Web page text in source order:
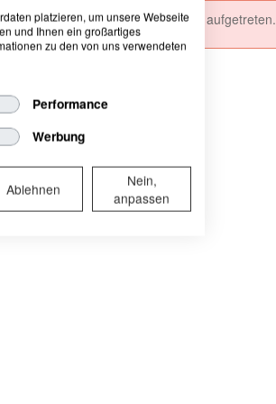
Ein unbekannter Fehler ist aufgetreten.
platzieren, um unsere Webseite
und Ihnen ein großartiges
zu den von uns verwendeten
Performance
Werbung
Ablehnen
Nein,
anpassen